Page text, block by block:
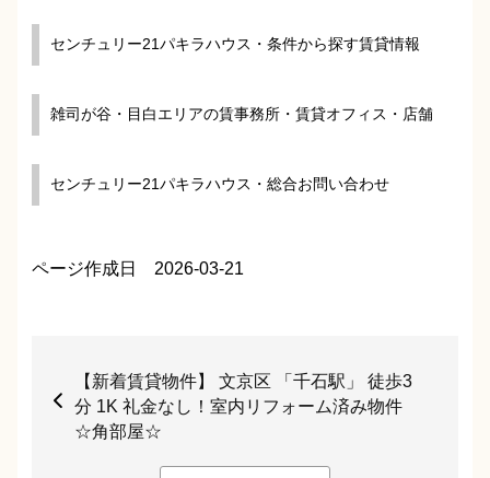
センチュリー21パキラハウス・条件から探す賃貸情報
雑司が谷・目白エリアの賃事務所・賃貸オフィス・店舗
センチュリー21パキラハウス・総合お問い合わせ
ページ作成日 2026-03-21
【新着賃貸物件】 文京区 「千石駅」 徒歩3
分 1K 礼金なし！室内リフォーム済み物件
☆角部屋☆